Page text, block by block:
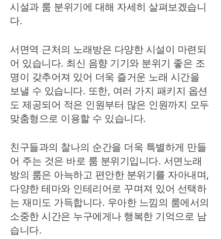
시설과 룸 분위기에 대해 자세히 살펴보겠습니
다.
서면역 근처의 노래방은 다양한 시설이 마련되
어 있습니다. 최신 음향 기기와 분위기 좋은 조
명이 갖추어져 있어 더욱 즐거운 노래 시간을
보낼 수 있습니다. 또한, 여러 가지 패키지 옵션
도 제공되어 적은 인원부터 많은 인원까지 모두
맞춤형으로 이용할 수 있습니다.
친구들과의 찰나의 순간을 더욱 특별하게 만들
어 주는 것은 바로 룸 분위기입니다. 서면노래
방의 룸은 아늑하고 편안한 분위기를 자아내며,
다양한 테마와 인테리어로 꾸며져 있어 선택하
는 재미도 가득합니다. 우아한 느낌의 룸에서의
소중한 시간은 누구에게나 행복한 기억으로 남
습니다.